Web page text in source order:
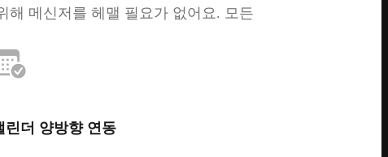
해 메신저를 헤맬 필요가 없어요. 모든
린더 양방향 연동